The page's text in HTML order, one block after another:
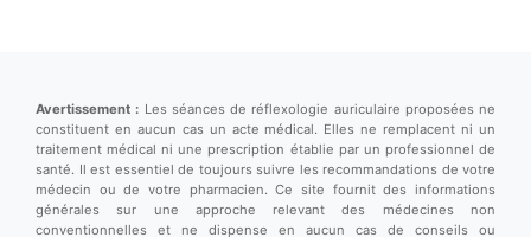
Avertissement : Les séances de réflexologie auriculaire proposées ne
constituent en aucun cas un acte médical. Elles ne remplacent ni un
traitement médical ni une prescription établie par un professionnel de
santé. Il est essentiel de toujours suivre les recommandations de votre
médecin ou de votre pharmacien. Ce site fournit des informations
générales sur une approche relevant des médecines non
conventionnelles et ne dispense en aucun cas de conseils ou